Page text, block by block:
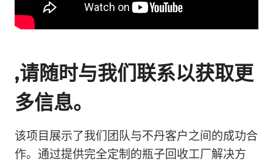
,请随时与我们联系以获取更
多信息。
该项目展示了我们团队与不丹客户之间的成功合
作。通过提供完全定制的瓶子回收工厂解决方